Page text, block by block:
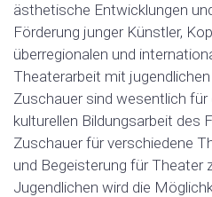
ästhetische Entwicklungen
Förderung junger Künstler,
überregionalen und
Theaterarbeit mit
Zuschauer sind wesentlich für
kulturellen Bildungsarbeit des
Zuschauer für verschiedene
und Begeisterung für Theater
Jugendlichen wird die